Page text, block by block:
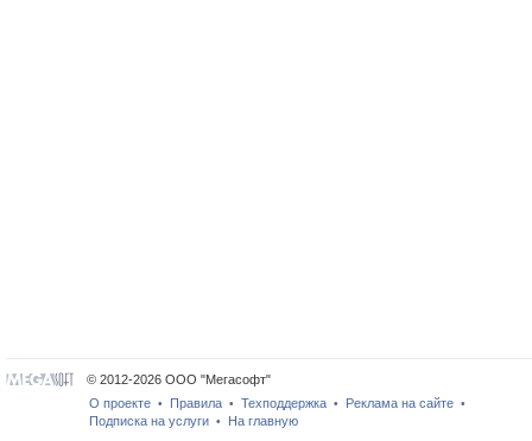
© 2012-2026 ООО "Мегасофт"
О проекте • Правила • Техподдержка • Реклама на сайте •
Подписка на услуги • На главную